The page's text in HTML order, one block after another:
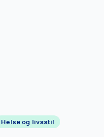
Helse og livsstil